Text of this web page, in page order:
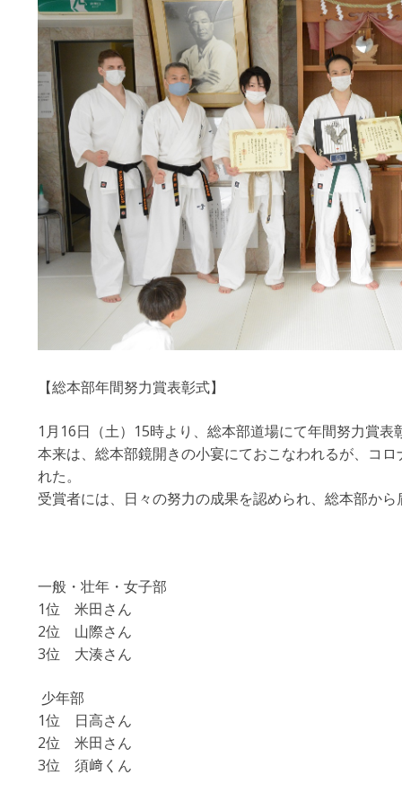
【総本部年間努力賞表彰式】
1月16日（土）15時より、総本部道場にて年間努力賞表
本来は、総本部鏡開きの小宴にておこなわれるが、コ
れた。
受賞者には、日々の努力の成果を認められ、総本部か
一般・壮年・女子部
1位 米田さん
2位 山際さん
3位 大湊さん
少年部
1位 日高さん
2位 米田さん
3位 須﨑くん